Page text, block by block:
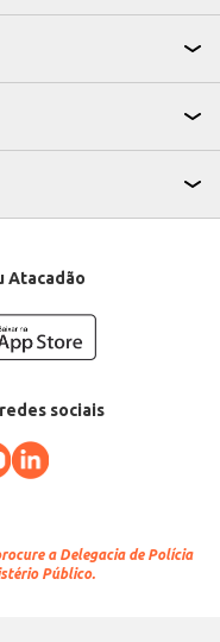
Atacadão
sociais
a Delegacia de Polícia
Público.